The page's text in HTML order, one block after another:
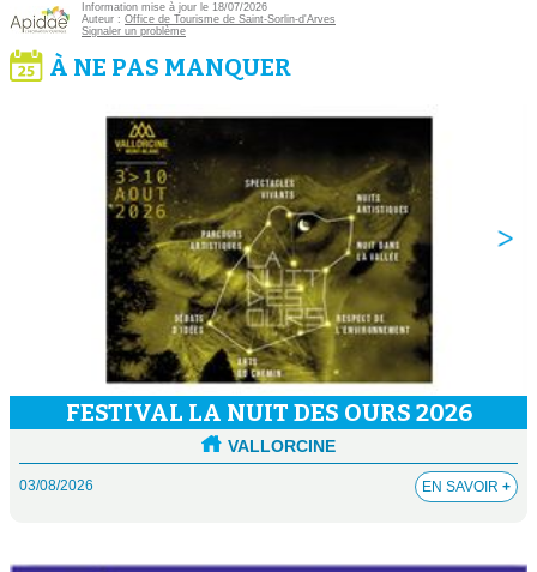
Information mise à jour le 18/07/2026
Auteur : Office de Tourisme de Saint-Sorlin-d'Arves
Signaler un problème
À NE PAS MANQUER
FESTIVAL LA NUIT DES OURS 2026
VALLORCINE
03/08/2026 EN SAVOIR +